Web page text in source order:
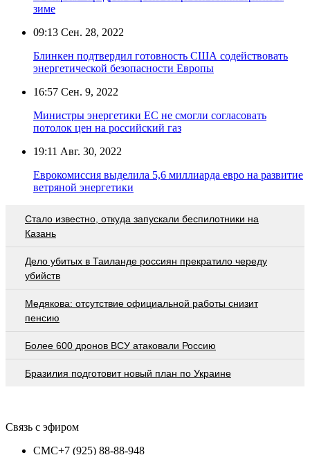
зиме
09:13 Сен. 28, 2022
Блинкен подтвердил готовность США содействовать
энергетической безопасности Европы
16:57 Сен. 9, 2022
Министры энергетики ЕС не смогли согласовать
потолок цен на российский газ
19:11 Авг. 30, 2022
Еврокомиссия выделила 5,6 миллиарда евро на развитие
ветряной энергетики
Стало известно, откуда запускали беспилотники на
Казань
Дело убитых в Таиланде россиян прекратило череду
убийств
Медякова: отсутствие официальной работы снизит
пенсию
Более 600 дронов ВСУ атаковали Россию
Бразилия подготовит новый план по Украине
Связь с эфиром
СМС+7 (925) 88-88-948